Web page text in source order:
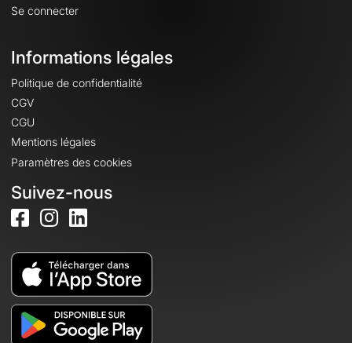
Se connecter
Informations légales
Politique de confidentialité
CGV
CGU
Mentions légales
Paramètres des cookies
Suivez-nous